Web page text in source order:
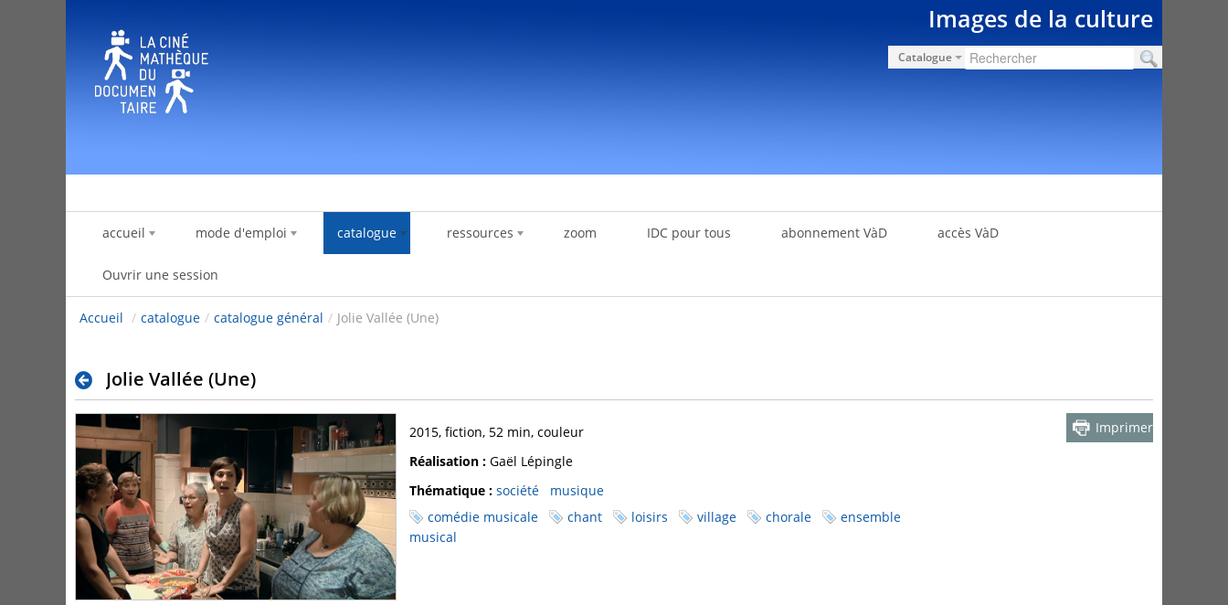
Images de la culture
Catalogue
accueil mode d'emploi catalogue ressources zoom IDC pour tous abonnement VàD accès VàD
Ouvrir une session
Accueil / catalogue / catalogue général / Jolie Vallée (Une)
Jolie Vallée (Une)
Imprimer
2015, fiction, 52 min, couleur
Réalisation : Gaël Lépingle
Thématique : société
musique
comédie musicale
chant loisirs village chorale
ensemble
musical